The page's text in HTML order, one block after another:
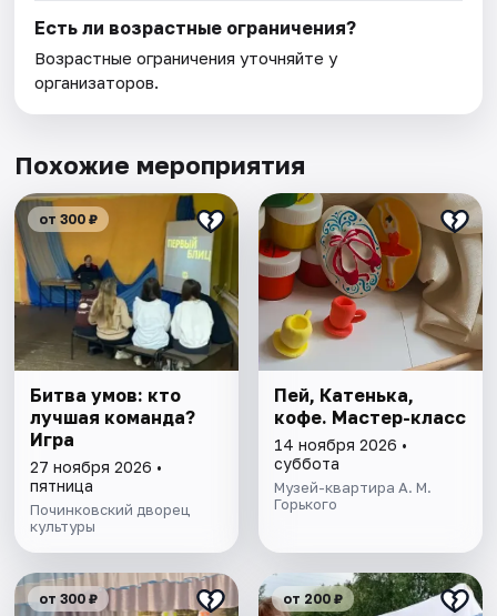
Есть ли возрастные ограничения?
Возрастные ограничения уточняйте у
организаторов.
Похожие мероприятия
от 300 ₽
Битва умов: кто
лучшая команда?
Игра
27 ноября 2026 •
пятница
Починковский дворец
культуры
Пей, Катенька,
кофе. Мастер-класс
14 ноября 2026 •
суббота
Музей-квартира А. М.
Горького
от 300 ₽ от 200 ₽